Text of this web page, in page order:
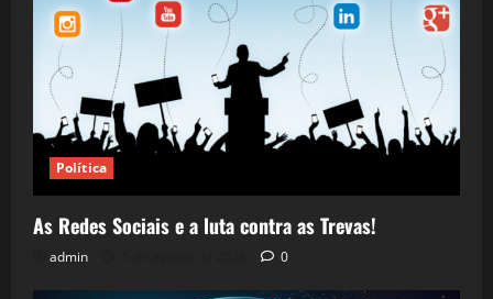
Política
As Redes Sociais e a luta contra as Trevas!
admin 0